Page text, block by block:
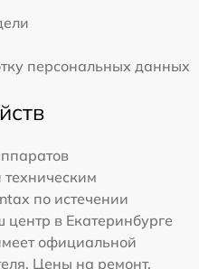
персональных данных
по истечении
в Екатеринбурге
официальной
Цены на ремонт,